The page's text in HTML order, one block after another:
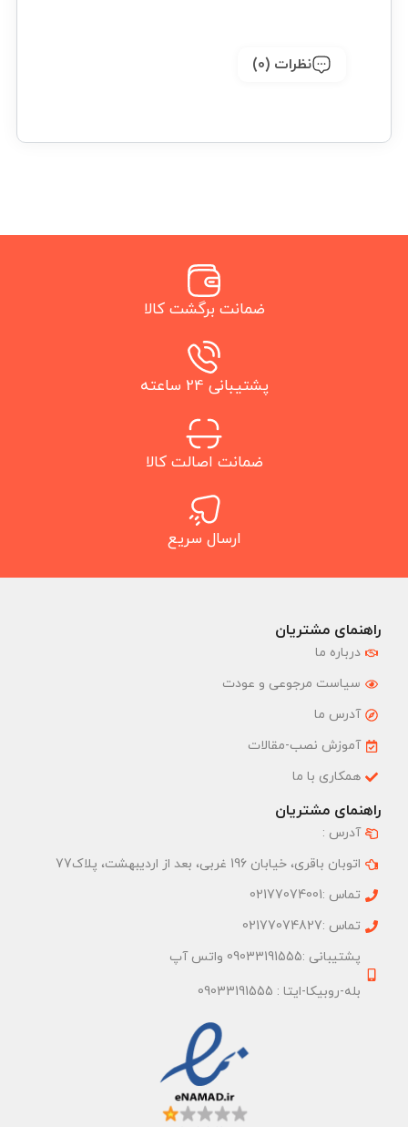
نظرات (0)
ضمانت برگشت کالا
پشتیبانی 24 ساعته
ضمانت اصالت کالا
ارسال سریع
راهنمای مشتریان
درباره ما
سیاست مرجوعی و عودت
آدرس ما
آموزش نصب-مقالات
همکاری با ما
راهنمای مشتریان
آدرس :
اتوبان باقری، خیابان 196 غربی، بعد از اردیبهشت، پلاک77
تماس :02177074001
تماس :02177074827
پشتیبانی :09033191555 واتس آپ
بله-روبیکا-ایتا : 09033191555